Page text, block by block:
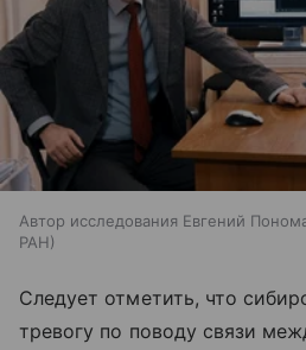
Автор исследования Евгений
РАН
Следует отметить, что
тревогу по поводу связи